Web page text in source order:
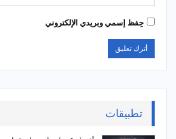
حِفظ إسمي وبريدي الإلكتروني
تطبيقات